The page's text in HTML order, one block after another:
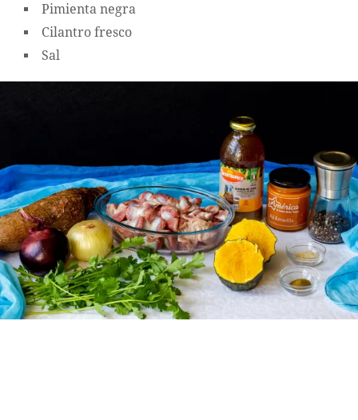
Pimienta negra
Cilantro fresco
Sal